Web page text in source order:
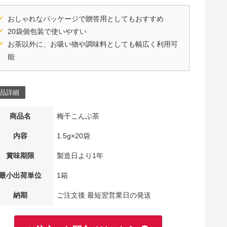
おしゃれなパッケージで贈答用としてもおすすめ
20袋個包装で使いやすい
お茶以外に、お吸い物や調味料としても幅広く利用可
能
詳細
商品名 梅干こんぶ茶
内容 1.5g×20袋
賞味期限 製造日より1年
小出荷単位 1箱
納期 ご注文後 最短翌営業日の発送